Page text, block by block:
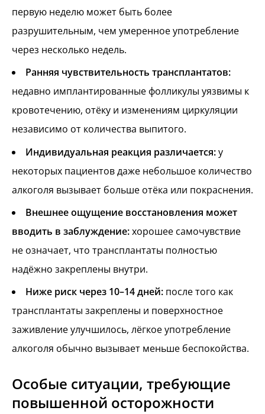
первую неделю может быть более
разрушительным, чем умеренное употребление
через несколько недель.
Ранняя чувствительность трансплантатов:
недавно имплантированные фолликулы уязвимы к
кровотечению, отёку и изменениям циркуляции
независимо от количества выпитого.
Индивидуальная реакция различается:у
некоторых пациентов даже небольшое количество
алкоголя вызывает больше отёка или покраснения.
Внешнее ощущение восстановления может
вводить в заблуждение:хорошее самочувствие
не означает, что трансплантаты полностью
надёжно закреплены внутри.
Ниже риск через 10–14 дней: после того как
трансплантаты закреплены и поверхностное
заживление улучшилось, лёгкое употребление
алкоголя обычно вызывает меньше беспокойства.
Особые ситуации, требующие
повышенной осторожности